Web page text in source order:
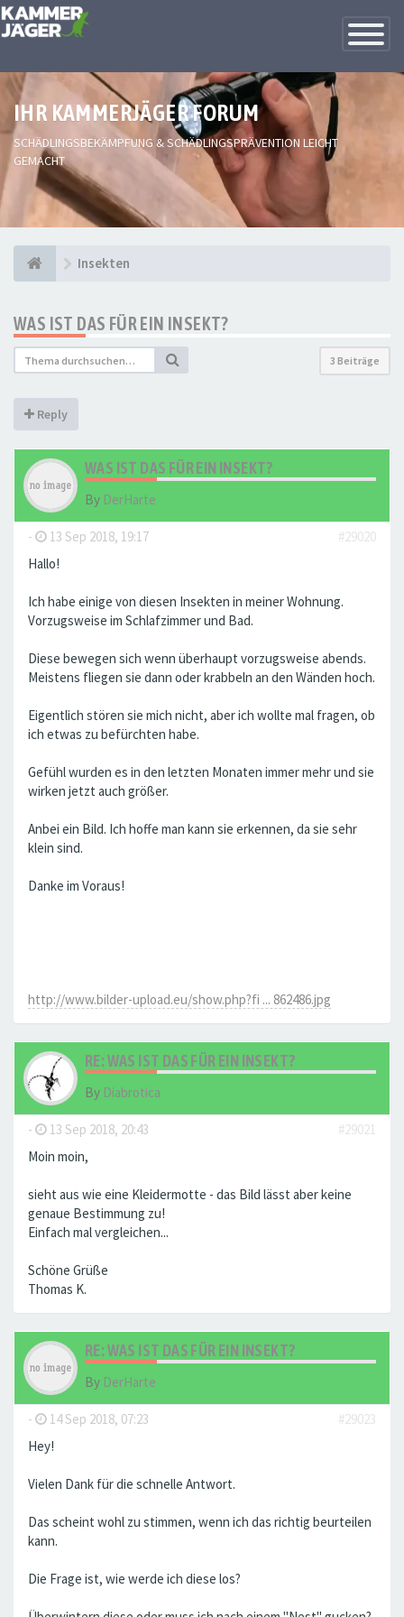
Toggle
IHR KAMMERJÄGER FORUM
SCHÄDLINGSBEKÄMPFUNG & SCHÄDLINGSPRÄVENTION LEICHT
GEMACHT
Insekten
WAS IST DAS FÜR EIN INSEKT?
3 Beiträge
Reply
WAS IST DAS FÜR EIN INSEKT?
By DerHarte
- 13 Sep 2018, 19:17
#29020
Hallo!
Ich habe einige von diesen Insekten in meiner Wohnung.
Vorzugsweise im Schlafzimmer und Bad.
Diese bewegen sich wenn überhaupt vorzugsweise abends.
Meistens fliegen sie dann oder krabbeln an den Wänden hoch.
Eigentlich stören sie mich nicht, aber ich wollte mal fragen, ob
ich etwas zu befürchten habe.
Gefühl wurden es in den letzten Monaten immer mehr und sie
wirken jetzt auch größer.
Anbei ein Bild. Ich hoffe man kann sie erkennen, da sie sehr
klein sind.
Danke im Voraus!
http://www.bilder-upload.eu/show.php?fi ... 862486.jpg
RE: WAS IST DAS FÜR EIN INSEKT?
By Diabrotica
- 13 Sep 2018, 20:43
#29021
Moin moin,
sieht aus wie eine Kleidermotte - das Bild lässt aber keine
genaue Bestimmung zu!
Einfach mal vergleichen...
Schöne Grüße
Thomas K.
RE: WAS IST DAS FÜR EIN INSEKT?
By DerHarte
- 14 Sep 2018, 07:23
#29023
Hey!
Vielen Dank für die schnelle Antwort.
Das scheint wohl zu stimmen, wenn ich das richtig beurteilen
kann.
Die Frage ist, wie werde ich diese los?